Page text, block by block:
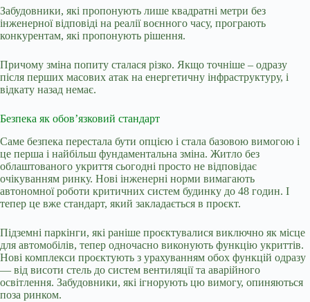
Забудовники, які пропонують лише квадратні метри без
інженерної відповіді на реалії воєнного часу, програють
конкурентам, які пропонують рішення.
Причому зміна попиту сталася різко. Якщо точніше – одразу
після перших масових атак на енергетичну інфраструктуру, і
відкату назад немає.
Безпека як обов’язковий стандарт
Саме безпека перестала бути опцією і стала базовою вимогою і
це перша і найбільш фундаментальна зміна. Житло без
облаштованого укриття сьогодні просто не відповідає
очікуванням ринку. Нові інженерні норми вимагають
автономної роботи критичних систем будинку до 48 годин. І
тепер це вже стандарт, який закладається в проєкт.
Підземні паркінги, які раніше проєктувалися виключно як місце
для автомобілів, тепер одночасно виконують функцію укриттів.
Нові комплекси проєктують з урахуванням обох функцій одразу
— від висоти стель до систем вентиляції та аварійного
освітлення. Забудовники, які ігнорують цю вимогу, опиняються
поза ринком.